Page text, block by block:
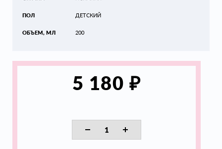
ПОЛ
ОБЪЕМ, МЛ
ДЕТСКИЙ
200
5 180 ₽